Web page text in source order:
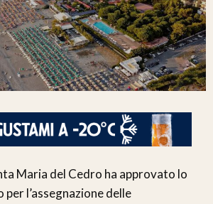
Maria del Cedro ha approvato lo
per l’assegnazione delle